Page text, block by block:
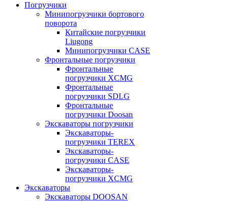
Погрузчики
Минипогрузчики бортового
поворота
Китайские погрузчики
Liugong
Минипогрузчики CASE
Фронтальные погрузчики
Фронтальные
погрузчики XCMG
Фронтальные
погрузчики SDLG
Фронтальные
погрузчики Doosan
Экскаваторы погрузчики
Экскаваторы-
погрузчики TEREX
Экскаваторы-
погрузчики CASE
Экскаваторы-
погрузчики XCMG
Экскаваторы
Экскаваторы DOOSAN